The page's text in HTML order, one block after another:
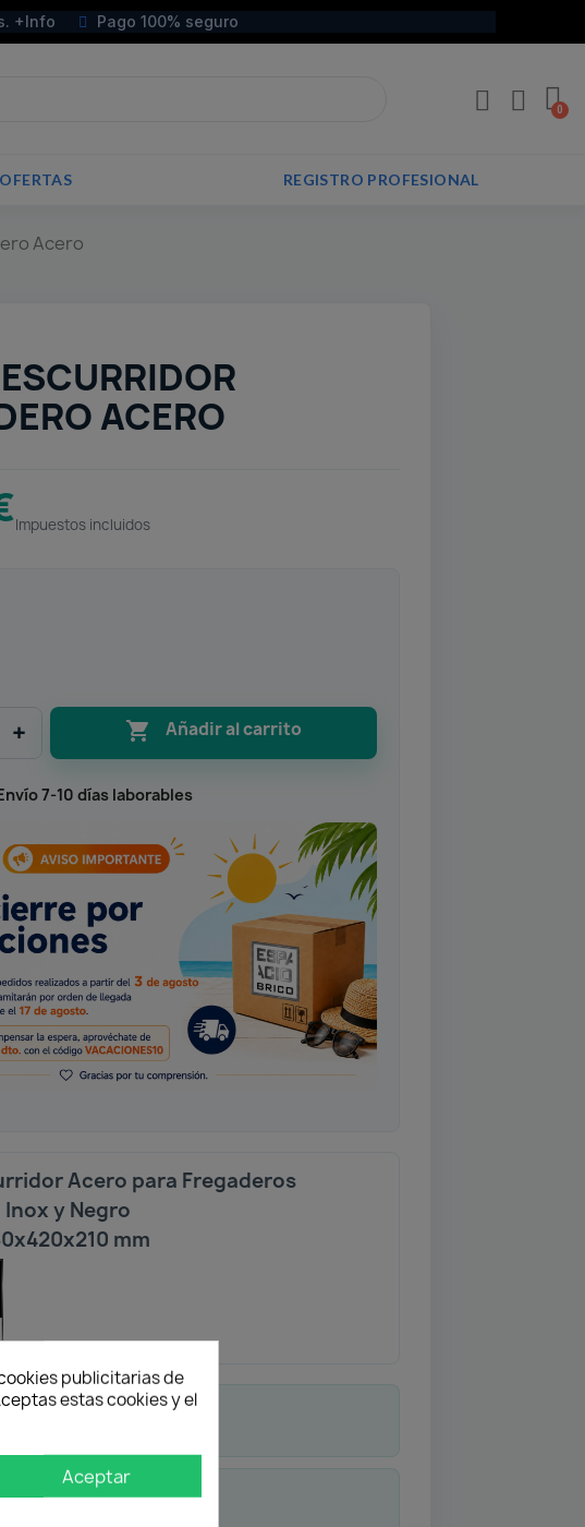
+Info Pago 100% seguro
OFERTAS REGISTRO PROFESIONAL
Acero
ACERO
Impuestos incluidos
+  Añadir al carrito
7-10 días laborables
Acero para Fregaderos
y Negro
mm
publicitarias de
estas cookies y el
Aceptar